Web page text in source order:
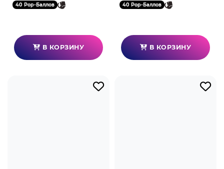
40 Pop-Баллов
В КОРЗИНУ
40 Pop-Баллов
В КОРЗИНУ